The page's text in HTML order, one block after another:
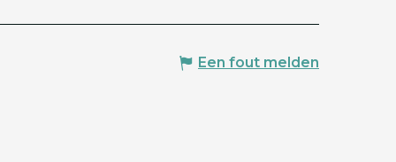
Een fout melden